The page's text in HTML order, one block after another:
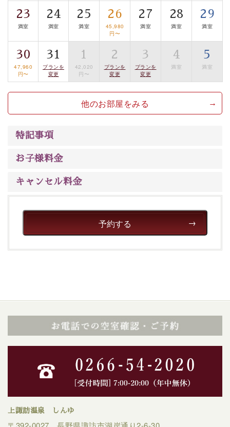
※交通規制などにより運行できない日がございます
※年末年始及び御柱祭前後は運行しておりません
以上がプラン内容です。
上諏訪温泉“しんゆ”なら諏訪大社など歴史ある諏訪の街
で心癒されます。
清らかな源泉、自然の恵みあるお食事、諏訪湖に包まれ
るお部屋、 大人のたしなみを感じていただける、美しく
癒される宿で贅沢に幸せのときを安心してお過ごしくだ
23
満室
24
満室
25
満室
26
45,980
円〜
27
満室
28
満室
29
満室
30
47,960
円〜
31
プランを
変更
1
42,020
円〜
2
プランを
変更
3
プランを
変更
4
満室
5
満室
他のお部屋をみる
特記事項
お子様料金
キャンセル料金
予約する
上諏訪温泉 しんゆ